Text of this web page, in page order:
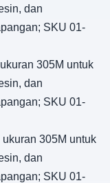
dan
SKU 01-
305M untuk
dan
SKU 01-
305M untuk
dan
SKU 01-